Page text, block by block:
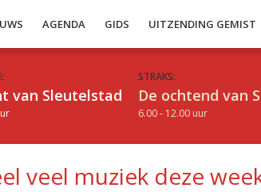
AGENDA GIDS UITZENDING GEMIST
van Sleutelstad
STRAKS:
De ochtend van
6.00 - 12.00 uur
veel muziek deze